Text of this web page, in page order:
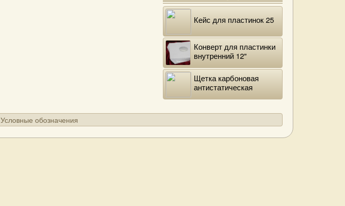
Кейс для пластинок 25
Конверт для пластинки
внутренний 12"
Щетка карбоновая
антистатическая
Условные обозначения